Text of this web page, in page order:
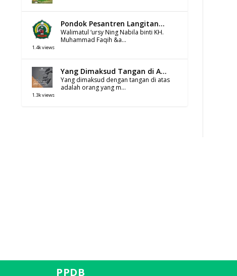
Pondok Pesantren Langitan...
Walimatul ‘ursy Ning Nabila binti KH.
Muhammad Faqih &a...
1.4k views
Yang Dimaksud Tangan di A...
Yang dimaksud dengan tangan di atas
adalah orang yang m...
1.3k views
PPDB